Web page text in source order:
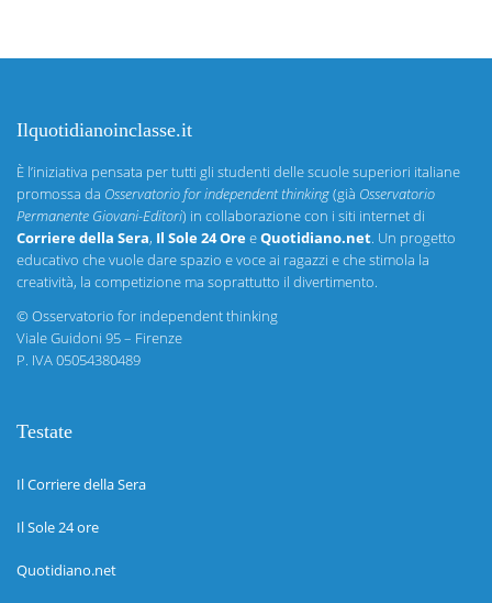
Ilquotidianoinclasse.it
È l’iniziativa pensata per tutti gli studenti delle scuole superiori italiane
promossa da Osservatorio for independent thinking(già Osservatorio
Permanente Giovani-Editori) in collaborazione con i siti internet di
Corriere della Sera, Il Sole 24 OreeQuotidiano.net. Un progetto
educativo che vuole dare spazio e voce ai ragazzi e che stimola la
creatività, la competizione ma soprattutto il divertimento.
©Osservatorio for independent thinking
Viale Guidoni 95 – Firenze
P. IVA 05054380489
Testate
Il Corriere della Sera
Il Sole 24 ore
Quotidiano.net